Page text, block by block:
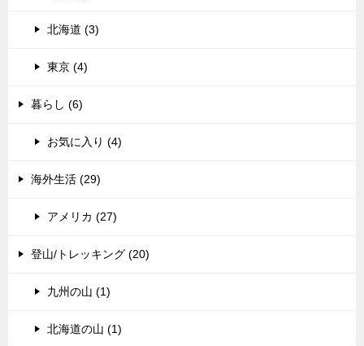
北海道 (3)
東京 (4)
暮らし (6)
お気に入り (4)
海外生活 (29)
アメリカ (27)
登山/トレッキング (20)
九州の山 (1)
北海道の山 (1)